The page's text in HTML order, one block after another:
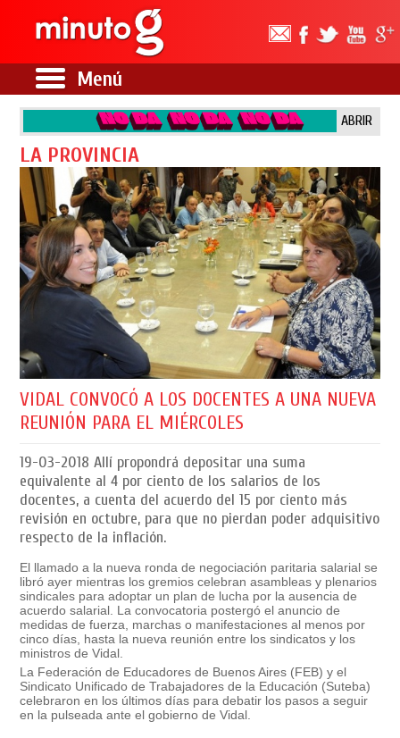
Menú
ABRIR
LA PROVINCIA
VIDAL CONVOCÓ A LOS DOCENTES A UNA NUEVA
REUNIÓN PARA EL MIÉRCOLES
19-03-2018 Allí propondrá depositar una suma
equivalente al 4 por ciento de los salarios de los
docentes, a cuenta del acuerdo del 15 por ciento más
revisión en octubre, para que no pierdan poder adquisitivo
respecto de la inflación.
El llamado a la nueva ronda de negociación paritaria salarial se
libró ayer mientras los gremios celebran asambleas y plenarios
sindicales para adoptar un plan de lucha por la ausencia de
acuerdo salarial. La convocatoria postergó el anuncio de
medidas de fuerza, marchas o manifestaciones al menos por
cinco días, hasta la nueva reunión entre los sindicatos y los
ministros de Vidal.
La Federación de Educadores de Buenos Aires (FEB) y el
Sindicato Unificado de Trabajadores de la Educación (Suteba)
celebraron en los últimos días para debatir los pasos a seguir
en la pulseada ante el gobierno de Vidal.